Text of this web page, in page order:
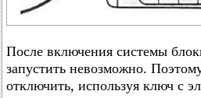
После включения системы
запустить невозможно.
отключить, используя ключ с